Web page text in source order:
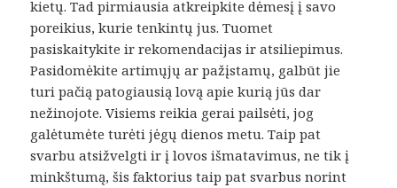
kietų. Tad pirmiausia atkreipkite dėmesį į savo
poreikius, kurie tenkintų jus. Tuomet
pasiskaitykite ir rekomendacijas ir atsiliepimus.
Pasidomėkite artimųjų ar pažįstamų, galbūt jie
turi pačią patogiausią lovą apie kurią jūs dar
nežinojote. Visiems reikia gerai pailsėti, jog
galėtumėte turėti jėgų dienos metu. Taip pat
svarbu atsižvelgti ir į lovos išmatavimus, ne tik į
minkštumą, šis faktorius taip pat svarbus norint